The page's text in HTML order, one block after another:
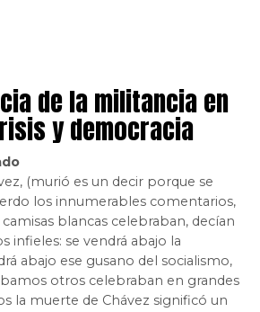
de la militancia en
y democracia
(murió es un decir porque se
los innumerables comentarios,
blancas celebraban, decían
infieles: se vendrá abajo la
abajo ese gusano del socialismo,
otros celebraban en grandes
la muerte de Chávez significó un